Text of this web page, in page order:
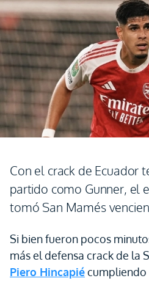
Con el crack de Ecuador
partido como Gunner, el
tomó San Mamés
Si bien fueron pocos
más el defensa crack de la
Piero Hincapiécumpliendo